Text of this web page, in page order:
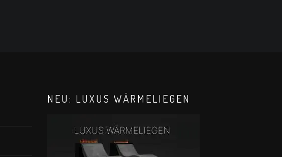
NEU: LUXUS WÄRMELIEGEN